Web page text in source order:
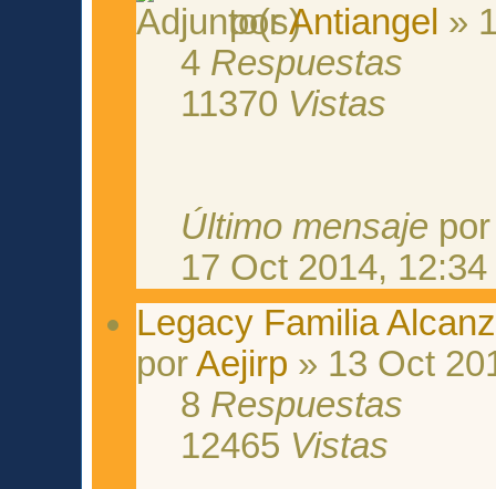
porAntiangel »
4 Respuestas
11370 Vistas
Último mensaje
17 Oct 2014, 12:34
Legacy Familia
porAejirp » 13 Oct
8 Respuestas
12465 Vistas